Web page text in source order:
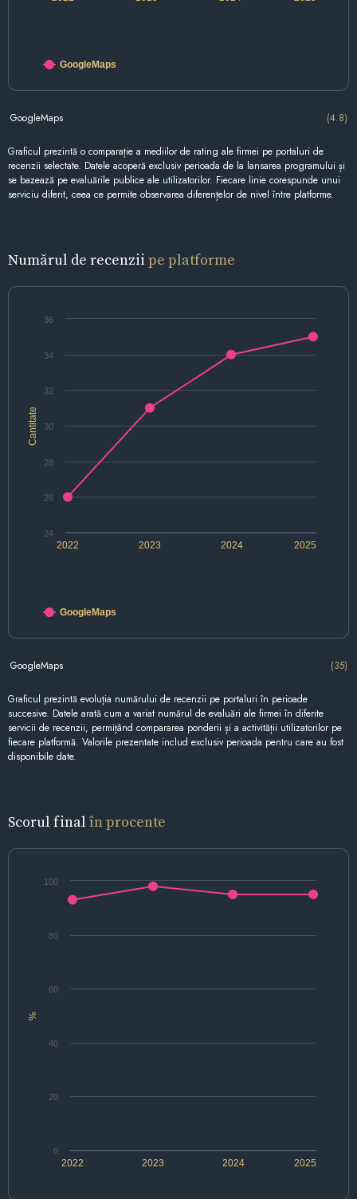
GoogleMaps
GoogleMaps (4.8)
Graficul prezintă o comparație a mediilor de rating ale firmei pe portaluri de
recenzii selectate. Datele acoperă exclusiv perioada de la lansarea programului și
se bazează pe evaluările publice ale utilizatorilor. Fiecare linie corespunde unui
serviciu diferit, ceea ce permite observarea diferențelor de nivel între platforme.
Numărul de recenzii pe platforme
Cantitate
2022 2024
2023 2025
24
26
28
30
32
34
36
GoogleMaps
GoogleMaps (35)
Graficul prezintă evoluția numărului de recenzii pe portaluri în perioade
succesive. Datele arată cum a variat numărul de evaluări ale firmei în diferite
servicii de recenzii, permițând compararea ponderii și a activității utilizatorilor pe
fiecare platformă. Valorile prezentate includ exclusiv perioada pentru care au fost
disponibile date.
Scorul final în procente
%
2022 2024
2023 2025
0
20
40
60
80
100